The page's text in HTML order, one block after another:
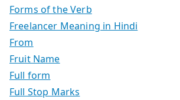
Forms of the Verb
Freelancer Meaning in Hindi
From
Fruit Name
Full form
Full Stop Marks